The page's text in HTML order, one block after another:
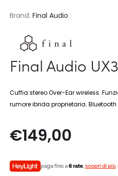
Brand: Final Audio
Final Audio
Cuffia stereo Over-Ear wireless.
rumore ibrida proprietaria.
€149,00
paga fino a6 rate, scopri di più